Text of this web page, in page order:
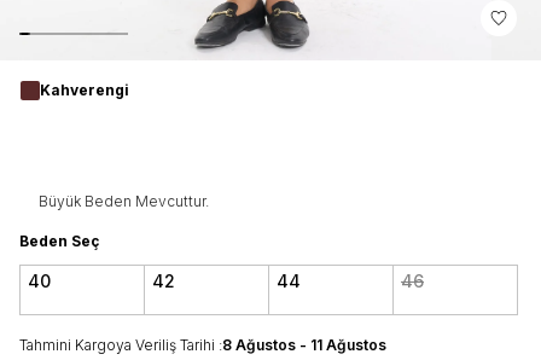
Kahverengi
Büyük Beden Mevcuttur.
Beden Seç
40 42 44 46
Tahmini Kargoya Veriliş Tarihi :8 Ağustos - 11 Ağustos